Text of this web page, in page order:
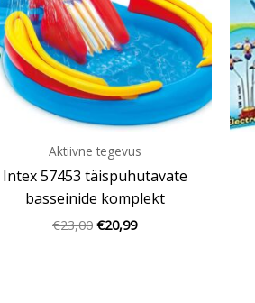
Aktiivne tegevus
Intex 57453 täispuhutavate
basseinide komplekt
€23,00 €20,99